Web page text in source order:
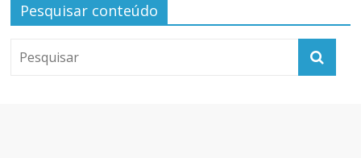
Pesquisar conteúdo